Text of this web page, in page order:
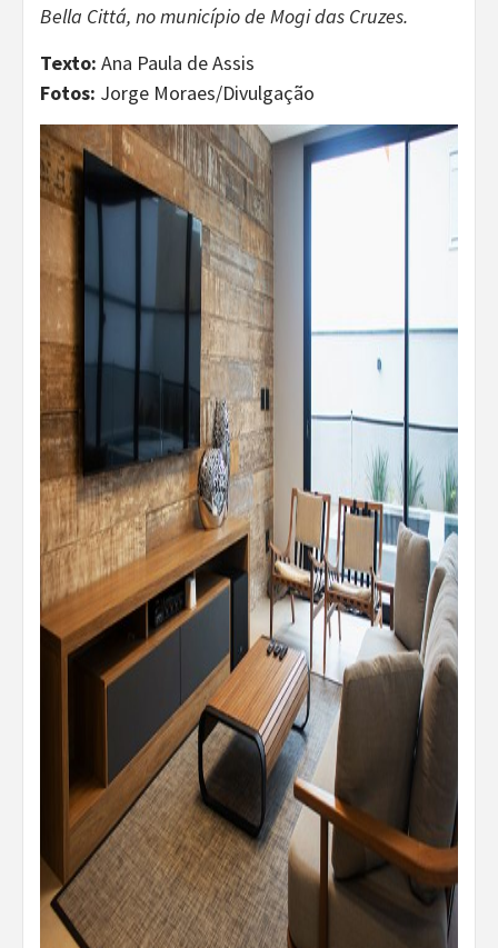
Bella Cittá, no município de Mogi das Cruzes.
Texto: Ana Paula de Assis
Fotos: Jorge Moraes/Divulgação